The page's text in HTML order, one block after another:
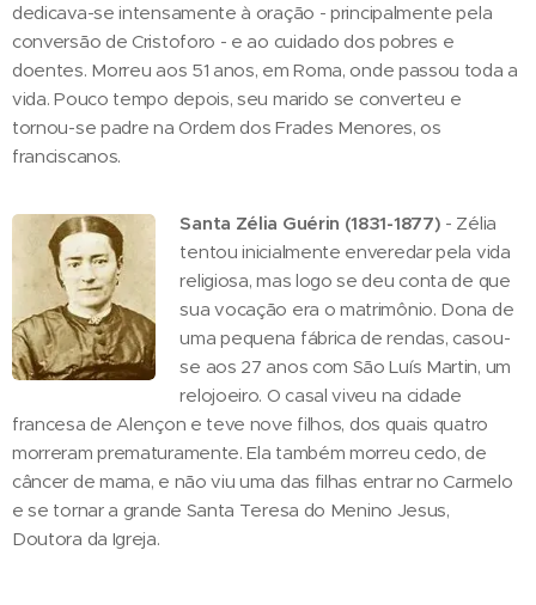
dedicava-se intensamente à oração - principalmente pela
conversão de Cristoforo - e ao cuidado dos pobres e
doentes. Morreu aos 51 anos, em Roma, onde passou toda a
vida. Pouco tempo depois, seu marido se converteu e
tornou-se padre na Ordem dos Frades Menores, os
franciscanos.
Santa Zélia Guérin (1831-1877) - Zélia
tentou inicialmente enveredar pela vida
religiosa, mas logo se deu conta de que
sua vocação era o matrimônio. Dona de
uma pequena fábrica de rendas, casou-
se aos 27 anos com São Luís Martin, um
relojoeiro. O casal viveu na cidade
francesa de Alençon e teve nove filhos, dos quais quatro
morreram prematuramente. Ela também morreu cedo, de
câncer de mama, e não viu uma das filhas entrar no Carmelo
e se tornar a grande Santa Teresa do Menino Jesus,
Doutora da Igreja.